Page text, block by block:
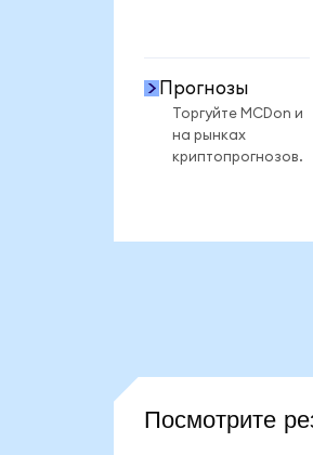
Прогнозы
Торгуйте MCDon и
на рынках
криптопрогнозов.
Посмотрите